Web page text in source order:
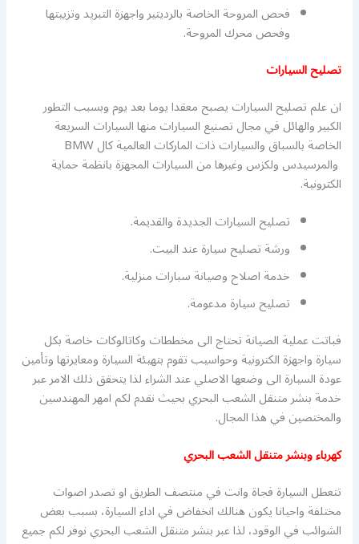
فحص المروحة الخاصة بالرديتير واجهزة التبريد وتزييتها
وفحص محرك المروحة.
تصليح السيارات
ان علم تصليح السيارات يصبح معقدا يوما بعد يوم وبسبب التطور
الكبير والهائل في مجال تصنيع السيارات منها السيارات السريعة
الخاصة بالسباق والسيارات ذات الماركات العالمية كال BMW
والمرسيدس ولكزس وغيرها من السيارات المجهزة بانظمة حماية
الكترونية.
تصليح السيارات الجديدة والقديمة.
ورشة تصليح سيارة عند البيت.
خدمة اصلاح وصيانة سبارات منزلية.
تصليح سيارة مدعومة.
فباتت عملية الصيانة تحتاج الى مخططات وكاتالوكات خاصة بكل
سيارة واجهزة الكترونية وحواسيب تقوم بتهيئة السيارة ومعايرتها وتأمين
عودة السيارة الى وضعها الاصلي عند الشراء لذا يتحقق ذلك الامر عبر
خدمة بنشر متنقل الشعب البحري بحيث نقدم لكم امهر المهندسين
والمختصين في هذا المجال.
كهرباء وبنشر متنقل الشعب البحري
تتعطل السيارة فجاة وانت في منتصف الطريق او تصدر اصوات
مختلفة واحيانا يكون هنالك انخفاض في اداء السيارة، بسبب بعض
الشوائب في الوقود، لذا عبر بنشر متنقل الشعب البحري نوفر لكم جميع